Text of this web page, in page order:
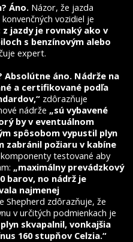
Áno. Názor, že jazda
vozidiel je
jazdy je rovnaký ako v
s benzínovým alebo
expert.
Absolútne áno. Nádrže na
a certifikované podľa
zdôrazňuje
nádrže „sú vybavené
by v eventuálnom
spôsobom vypustil plyn
zabránil požiaru v kabíne
testované aby
„maximálny prevádzkový
barov, no nádrž je
najmenej
Shepherd zdôrazňuje, že
v určitých podmienkach je
skvapalnil, vonkajšia
160 stupňov Celzia.“